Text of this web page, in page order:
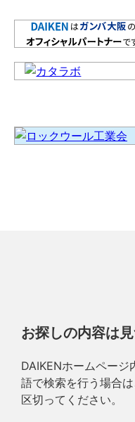
お探しの内容は
DAIKENホームペー
語で検索を行う場合
区切ってください。